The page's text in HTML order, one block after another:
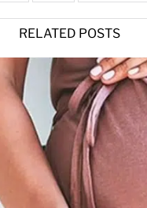
RELATED POSTS